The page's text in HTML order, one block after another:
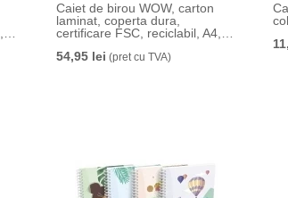
Caiet de birou WOW, carton
laminat, coperta dura,
certificare FSC, reciclabil, A4,
54,95 lei (pret cu TVA)